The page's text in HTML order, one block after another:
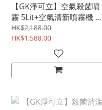
【GK淨可立】空氣殺菌噴
霧 5Lit+空氣清新噴霧機 幼
兒及寵物適用|滅菌|除菌|
抗菌|防流感|手足口病|金
黃葡萄球菌|防霉|環保|除
味|有效殺滅新型冠狀病毒
HK$2,188.00
HK$1,588.00